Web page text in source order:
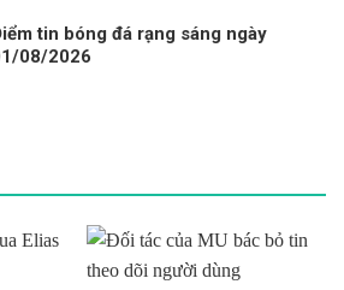
tin bóng đá rạng sáng ngày
08/2026